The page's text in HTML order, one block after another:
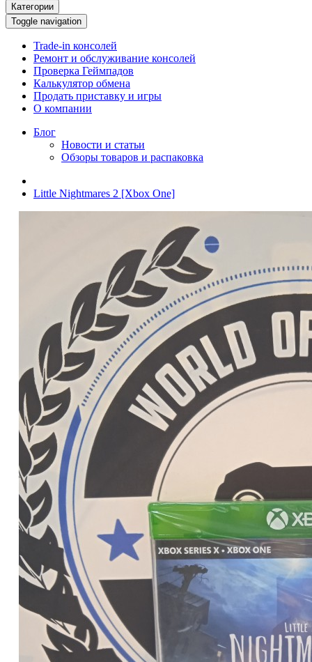
Категории
Toggle navigation
Trade-in консолей
Ремонт и обслуживание консолей
Проверка Геймпадов
Калькулятор обмена
Продать приставку и игры
О компании
Блог
Новости и статьи
Обзоры товаров и распаковка
Little Nightmares 2 [Xbox One]